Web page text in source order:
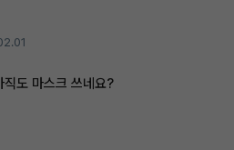
도 마스크 쓰네요?